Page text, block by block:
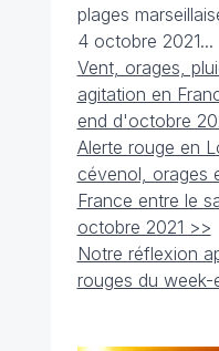
plages
4 octobre 2021...
Vent, orages,
agitation en
end d'octobre
Alerte rouge en
cévenol, orages
France entre le
octobre 2021 >>
Notre réflexion
rouges du week-